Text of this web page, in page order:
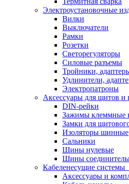
Электроустановочные
Вилки
Выключатели
Рамки
Розетки
Светорегуляторы
Силовые разъемы
Тройники,
Удлинители,
Электропатроны
Аксессуары для щитов и
DIN-рейки
Зажимы клеммные
Замки для
Изоляторы шинные
Сальники
Шины нулевые
Шины
Кабеленесущие системы
Аксессуары и